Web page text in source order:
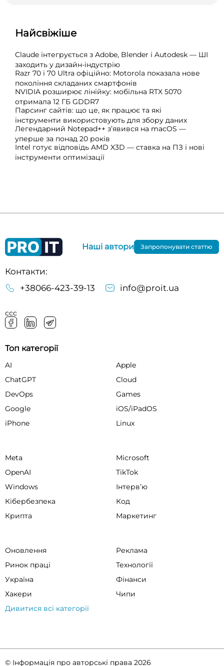
Найсвіжіше
Claude інтегрується з Adobe, Blender і Autodesk — ШІ
заходить у дизайн-індустрію
Razr 70 і 70 Ultra офіційно: Motorola показала нове
покоління складаних смартфонів
NVIDIA розширює лінійку: мобільна RTX 5070
отримала 12 ГБ GDDR7
Парсинг сайтів: що це, як працює та які
інструменти використовують для збору даних
Легендарний Notepad++ з’явився на macOS —
уперше за понад 20 років
Intel готує відповідь AMD X3D — ставка на ПЗ і нові
інструменти оптимізації
Контакти:
+38066-423-39-13
info@proit.ua
ссс
Наші автори Запропонувати статтю
Топ категорії
AI
Apple
ChatGPT
Cloud
DevOps
Games
Google
iOS/iPadOS
iPhone
Linux
Meta
Microsoft
OpenAI
TikTok
Windows
Інтервʼю
Кібербезпека
Код
Крипта
Маркетинг
Оновлення
Реклама
Ринок праці
Технології
Україна
Фінанси
Хакери
Чипи
Дивитися всі категорії
© Інформація про авторські права 2026